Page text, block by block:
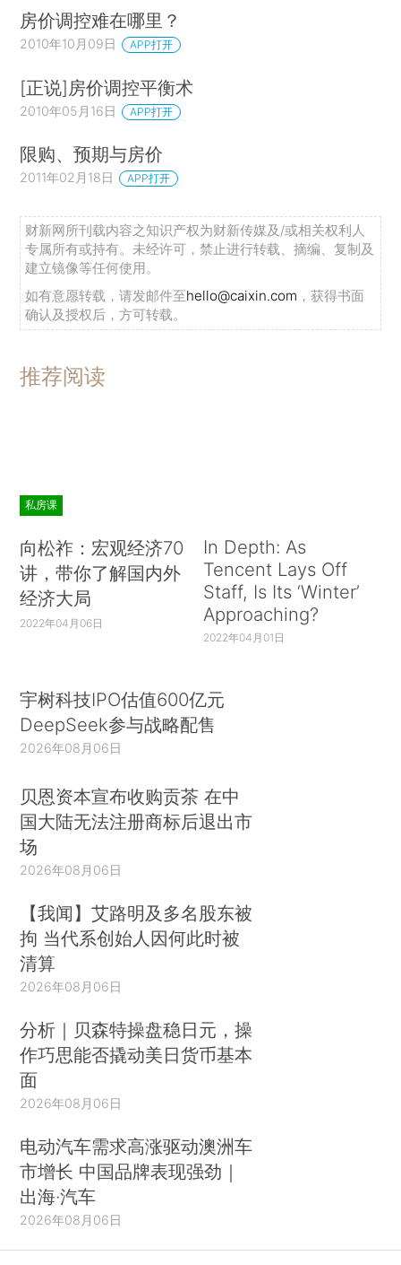
房价调控难在哪里？
2010年10月09日 APP打开
[正说]房价调控平衡术
2010年05月16日 APP打开
限购、预期与房价
2011年02月18日 APP打开
财新网所刊载内容之知识产权为财新传媒及/或相关权利人
专属所有或持有。未经许可，禁止进行转载、摘编、复制及
建立镜像等任何使用。
如有意愿转载，请发邮件至hello@caixin.com ，获得书面
确认及授权后，方可转载。
推荐阅读
私房课
向松祚：宏观经济70
讲，带你了解国内外
经济大局
2022年04月06日
In Depth: As
Tencent Lays Off
Staff, Is Its ‘Winter’
Approaching?
2022年04月01日
宇树科技IPO估值600亿元
DeepSeek参与战略配售
2026年08月06日
贝恩资本宣布收购贡茶 在中
国大陆无法注册商标后退出市
场
2026年08月06日
【我闻】艾路明及多名股东被
拘 当代系创始人因何此时被
清算
2026年08月06日
分析｜贝森特操盘稳日元，操
作巧思能否撬动美日货币基本
面
2026年08月06日
电动汽车需求高涨驱动澳洲车
市增长 中国品牌表现强劲｜
出海·汽车
2026年08月06日